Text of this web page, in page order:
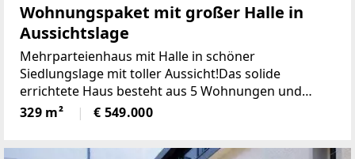
Wohnungspaket mit großer Halle in
Aussichtslage
Mehrparteienhaus mit Halle in schöner
Siedlungslage mit toller Aussicht!Das solide
errichtete Haus besteht aus 5 Wohnungen und
einer großen Halle/Garage auf 972 m²
Grundstücksfläche.Alle Wohnungen sind mit einer
329 m² € 549.000